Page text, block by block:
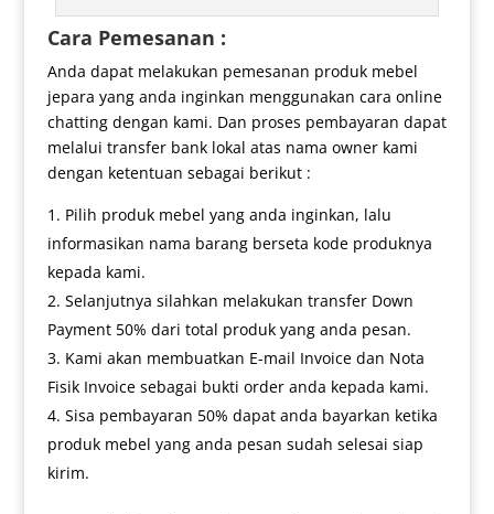
Cara Pemesanan :
Anda dapat melakukan pemesanan produk mebel
jepara yang anda inginkan menggunakan cara online
chatting dengan kami. Dan proses pembayaran dapat
melalui transfer bank lokal atas nama owner kami
dengan ketentuan sebagai berikut :
Pilih produk mebel yang anda inginkan, lalu
informasikan nama barang berseta kode produknya
kepada kami.
Selanjutnya silahkan melakukan transfer Down
Payment 50% dari total produk yang anda pesan.
Kami akan membuatkan E-mail Invoice dan Nota
Fisik Invoice sebagai bukti order anda kepada kami.
Sisa pembayaran 50% dapat anda bayarkan ketika
produk mebel yang anda pesan sudah selesai siap
kirim.